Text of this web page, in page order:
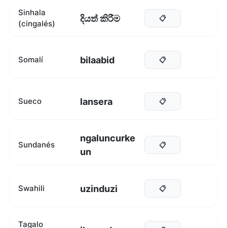
Sinhala
(cingalés)
දියත් කිරීම 📋
Somalí bilaabid 📋
Sueco lansera 📋
Sundanés
ngaluncurke
un
📋
Swahili uzinduzi 📋
Tagalo